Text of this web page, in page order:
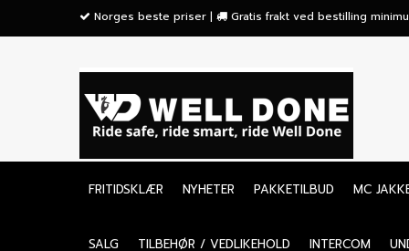
Norges beste priser | Gratis frakt ved bestilling
FRITIDSKLÆR NYHETER PAKKETILBUD MC
SALG TILBEHØR / VEDLIKEHOLD INTERCOM